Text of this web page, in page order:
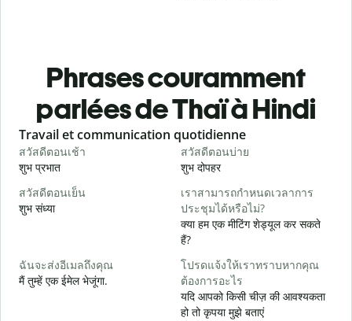
Phrases couramment
parlées de Thaï à Hindi
Slide 1 of 6
Travail et communication quotidienne
สวัสดีตอนเช้า
शुभ प्रभात
สวัสดีตอนบ่าย
शुभ दोपहर
สวัสดีตอนเย็น
शुभ संध्या
เราสามารถกำหนดเวลาการ
ประชุมได้หรือไม่?
क्या हम एक मीटिंग शेड्यूल कर सकते
हैं?
ฉันจะส่งอีเมลถึงคุณ
मैं तुम्हें एक ईमेल भेजूंगा.
โปรดแจ้งให้เราทราบหากคุณ
ต้องการอะไร
यदि आपको किसी चीज़ की आवश्यकता
हो तो कृपया मुझे बताएं